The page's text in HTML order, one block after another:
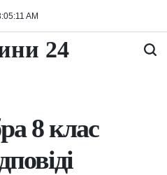
:05:11 AM
24
8 клас